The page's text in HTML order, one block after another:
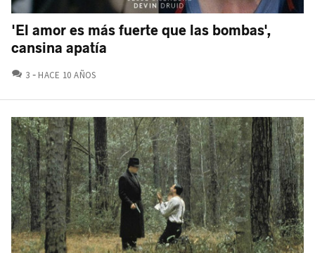
'El amor es más fuerte que las bombas',
cansina apatía
3 COMENTARIOS
HACE 10 AÑOS